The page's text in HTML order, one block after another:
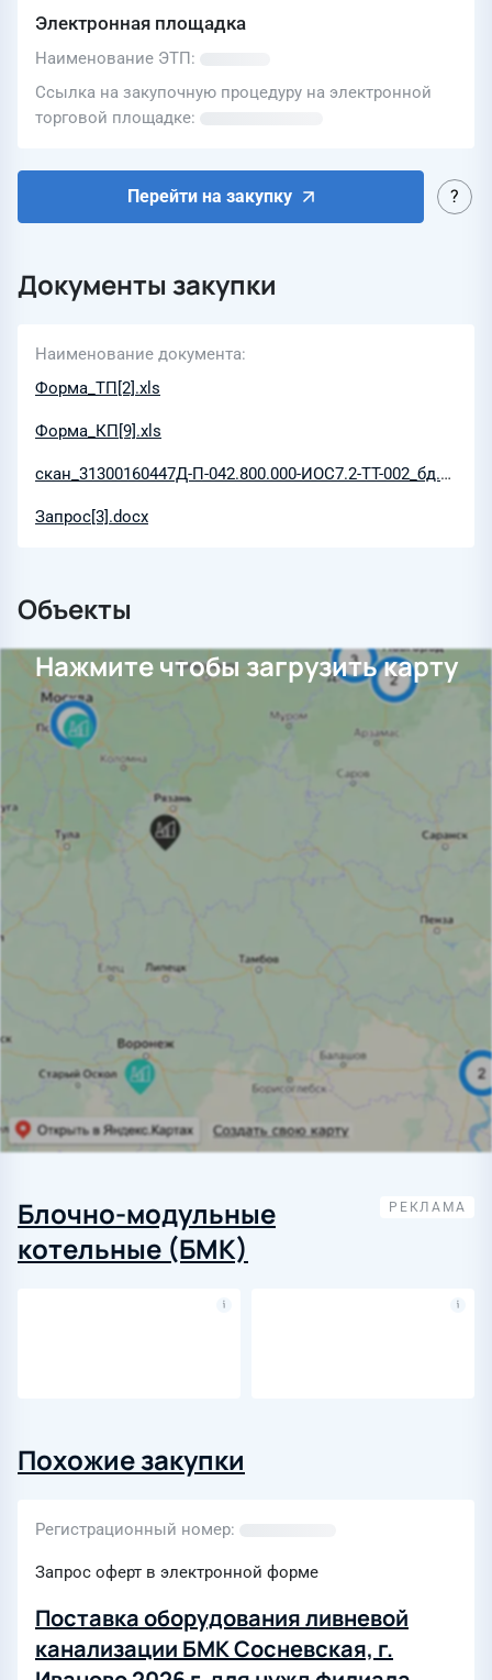
Электронная площадка
Наименование ЭТП
Ссылка на закупочную процедуру на электронной
торговой площадке
Перейти на закупку
Документы закупки
Наименование документа
Форма_ТП[2].xls
Форма_КП[9].xls
скан_31300160447Д-П-042.800.000-ИОС7.2-ТТ-002_бд.pdf
Запрос[3].docx
Объекты
Нажмите чтобы загрузить карту
Блочно-модульные
котельные (БМК)
Похожие закупки
Регистрационный номер
Запрос оферт в электронной форме
Поставка оборудования ливневой
канализации БМК Сосневская, г.